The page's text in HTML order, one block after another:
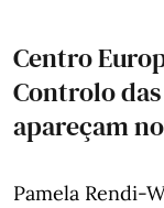
Centro
Controlo
apareçam
Pamela Rendi-